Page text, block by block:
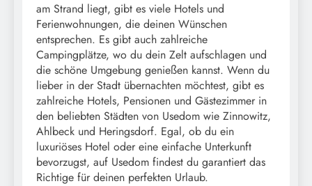
am Strand liegt, gibt es viele Hotels und
Ferienwohnungen, die deinen Wünschen
entsprechen. Es gibt auch zahlreiche
Campingplätze, wo du dein Zelt aufschlagen und
die schöne Umgebung genießen kannst. Wenn du
lieber in der Stadt übernachten möchtest, gibt es
zahlreiche Hotels, Pensionen und Gästezimmer in
den beliebten Städten von Usedom wie Zinnowitz,
Ahlbeck und Heringsdorf. Egal, ob du ein
luxuriöses Hotel oder eine einfache Unterkunft
bevorzugst, auf Usedom findest du garantiert das
Richtige für deinen perfekten Urlaub.